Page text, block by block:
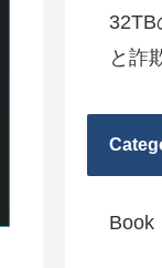
32TB
と詐
Book